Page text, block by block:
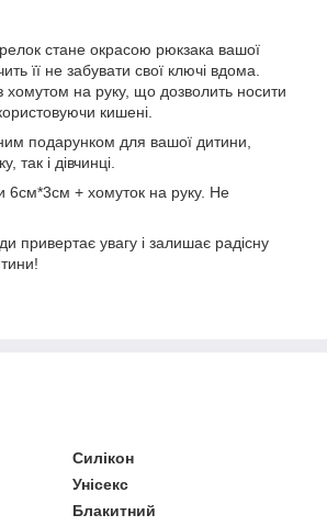
стане окрасою рюкзака вашої
її не забувати свої ключі вдома.
хомутом на руку, що дозволить носити
кишені.
подарунком для вашої дитини,
так і дівчинці.
6см*3см + хомуток на руку. Не
привертає увагу і залишає радісну
Силікон
Унісекс
Блакитний